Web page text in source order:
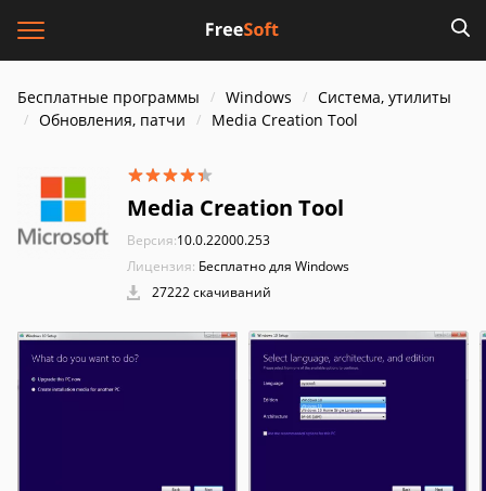
Бесплатные программы Windows
Система, утилиты
Обновления, патчи
Media Creation Tool
Media Creation Tool
Версия:10.0.22000.253
Лицензия: Бесплатно для Windows
27222 скачиваний